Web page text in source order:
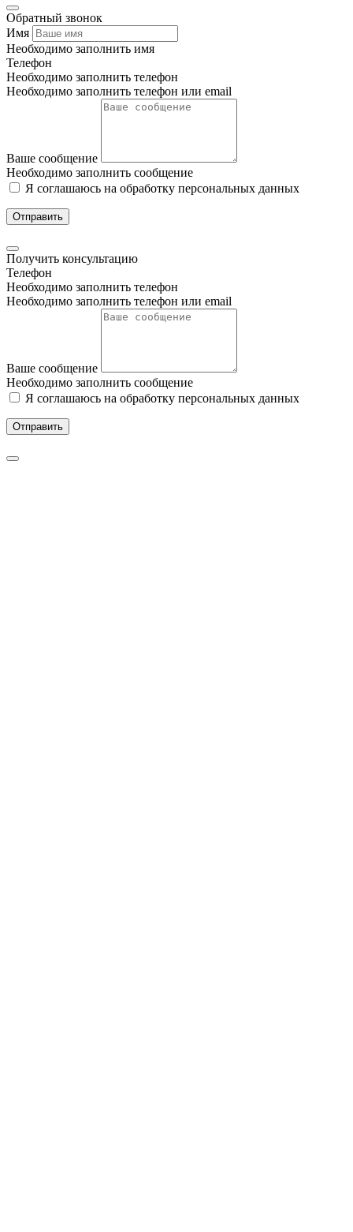
Обратный звонок
Имя
Необходимо заполнить имя
Телефон
Необходимо заполнить телефон
Необходимо заполнить телефон или email
Ваше сообщение
Необходимо заполнить сообщение
Я соглашаюсь на обработку персональных данных
Отправить
Получить консультацию
Телефон
Необходимо заполнить телефон
Необходимо заполнить телефон или email
Ваше сообщение
Необходимо заполнить сообщение
Я соглашаюсь на обработку персональных данных
Отправить